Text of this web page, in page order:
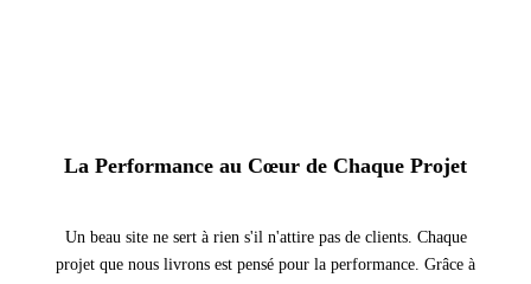
La Performance au Cœur de Chaque Projet
Un beau site ne sert à rien s'il n'attire pas de clients. Chaque
projet que nous livrons est pensé pour la performance. Grâce à